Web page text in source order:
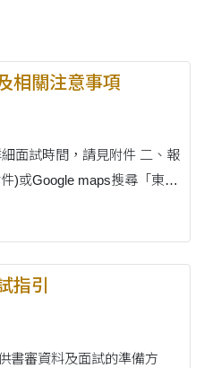
相關注意事項
時間，請見附件 二、報
)或Google maps搜尋「東海
口罩，需....
指引
書審資料及面試的準備方